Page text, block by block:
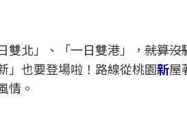
北」、「一日雙港」， 就算沒
」也要登場啦！路線從桃園新屋
情。